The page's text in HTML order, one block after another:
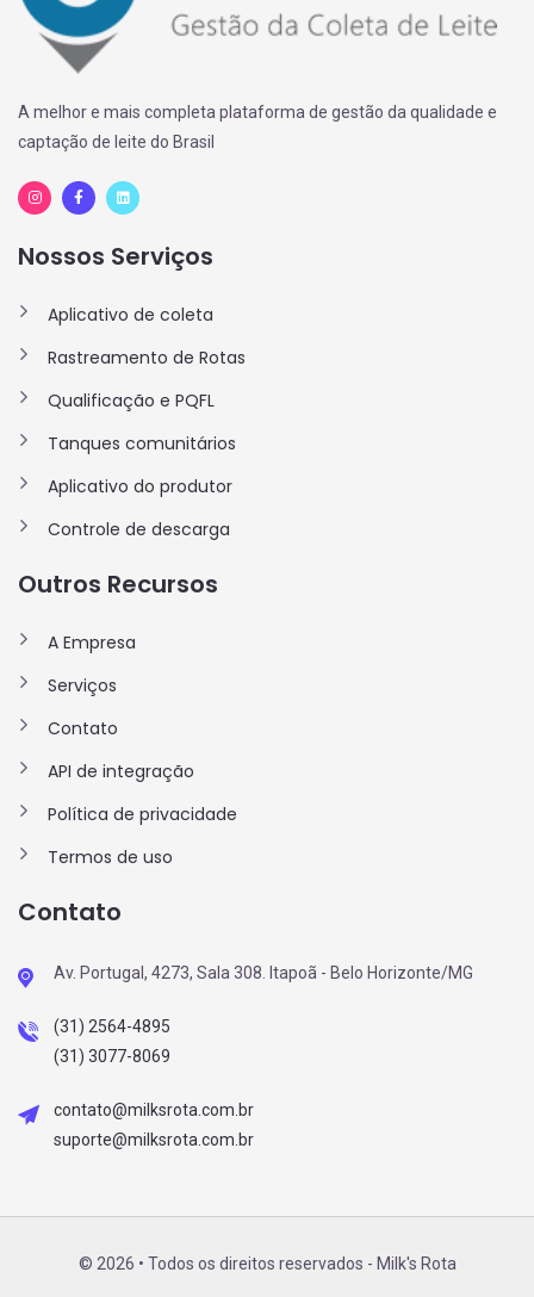
A melhor e mais completa plataforma de gestão da qualidade e
captação de leite do Brasil
Nossos Serviços
Aplicativo de coleta
Rastreamento de Rotas
Qualificação e PQFL
Tanques comunitários
Aplicativo do produtor
Controle de descarga
Outros Recursos
A Empresa
Serviços
Contato
API de integração
Política de privacidade
Termos de uso
Contato
Av. Portugal, 4273, Sala 308. Itapoã - Belo Horizonte/MG
(31) 2564-4895
(31) 3077-8069
contato@milksrota.com.br
suporte@milksrota.com.br
© 2026 • Todos os direitos reservados - Milk's Rota